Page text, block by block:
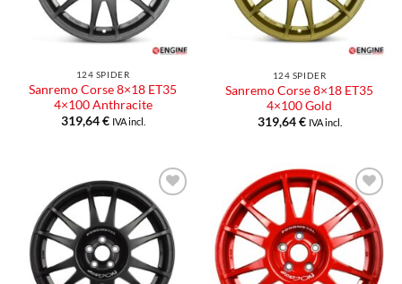
124 SPIDER
Sanremo Corse 8×18 ET35
4×100 Anthracite
319,64€ IVA incl.
124 SPIDER
Sanremo Corse 8×18 ET35
4×100 Gold
319,64€ IVA incl.
Aggiungi
alla lista
dei
desideri
Aggiungi
alla lista
dei
desideri